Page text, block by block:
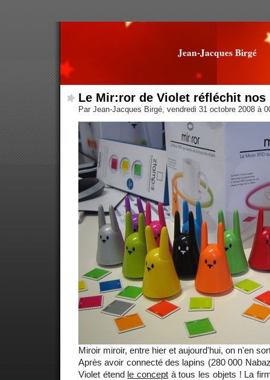
Jean-Jacques Birgé
Le Mir:ror de Violet réfléchit
Par Jean-Jacques Birgé, vendredi 31 octobre 2008 à
Miroir miroir, entre hier et aujourd'hui, on n'en
Après avoir connecté des lapins (280 000
Violet étend le concept à tous les objets ! La